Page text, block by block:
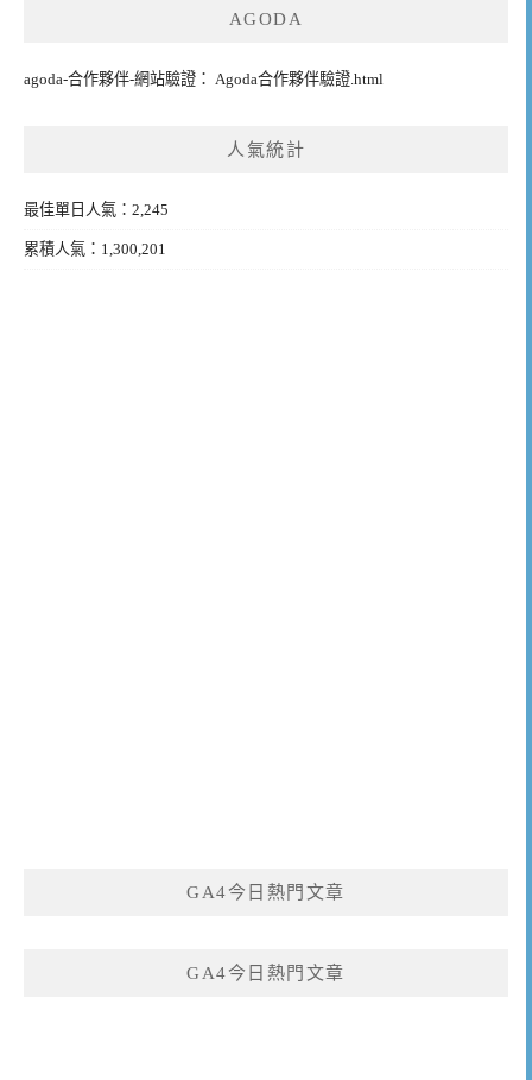
AGODA
agoda-合作夥伴-網站驗證： Agoda合作夥伴驗證.html
人氣統計
最佳單日人氣：2,245
累積人氣：1,300,201
GA4今日熱門文章
GA4今日熱門文章